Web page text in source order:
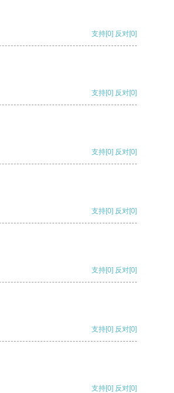
支持[0] 反对[0]
支持[0] 反对[0]
支持[0] 反对[0]
支持[0] 反对[0]
支持[0] 反对[0]
支持[0] 反对[0]
支持[0] 反对[0]